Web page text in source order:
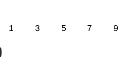
1 3 5 7 9